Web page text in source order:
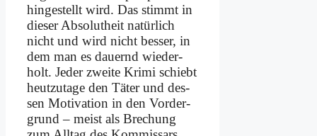
hin­ge­stellt wird. Das stimmt in
die­ser Ab­so­lut­heit na­tür­lich
nicht und wird nicht bes­ser, in
dem man es dau­ernd wie­der­
holt. Je­der zwei­te Kri­mi schiebt
heut­zu­ta­ge den Tä­ter und des­
sen Mo­ti­va­ti­on in den Vor­der­
grund – meist als Bre­chung